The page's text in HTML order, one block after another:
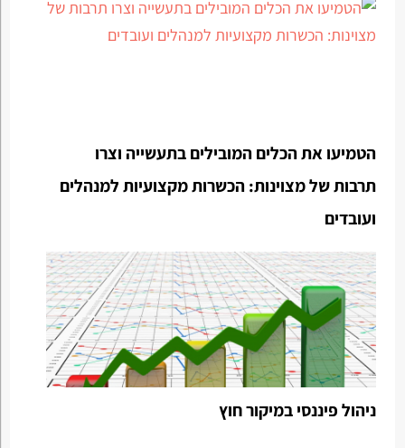
הטמיעו את הכלים המובילים בתעשייה וצרו
תרבות של מצוינות: הכשרות מקצועיות למנהלים
ועובדים
ניהול פיננסי במיקור חוץ